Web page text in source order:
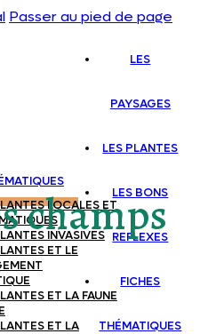
Passer au pied de page
LOCALES ET
INVASIVES
ET LE
ET LA FAUNE
ET LA
LES
PAYSAGES
LES PLANTES
LES BONS
REFLEXES
FICHES
THÉMATIQUES
champs